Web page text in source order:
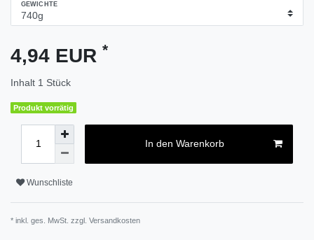
GEWICHTE
4,94 EUR *
Inhalt 1 Stück
Produkt vorrätig
In den Warenkorb
Wunschliste
* inkl. ges. MwSt. zzgl. Versandkosten